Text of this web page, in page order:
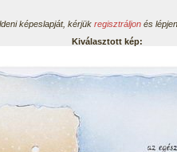
képeslapját, kérjük regisztráljon és
Kiválasztott kép: